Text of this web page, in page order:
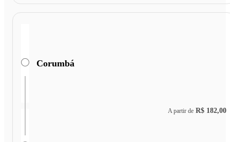
Corumbá
A partir de R$ 182,00